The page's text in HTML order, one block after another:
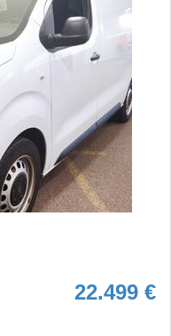
22.499 €